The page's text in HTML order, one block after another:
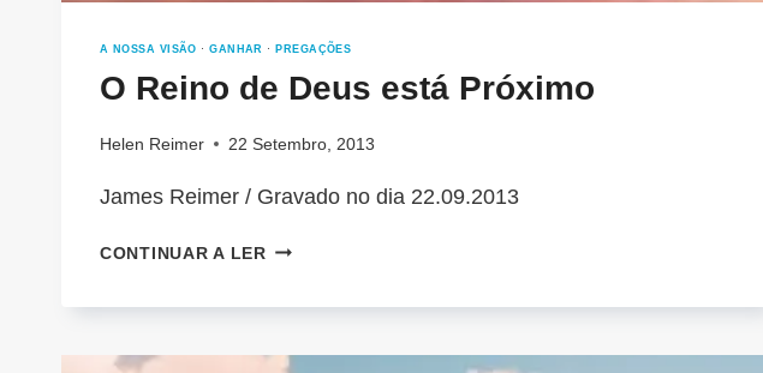
A NOSSA VISÃO ·GANHAR · PREGAÇÕES
O Reino de Deus está Próximo
Helen Reimer 22 Setembro, 2013
James Reimer / Gravado no dia 22.09.2013
CONTINUAR A LERO
ESTÁ